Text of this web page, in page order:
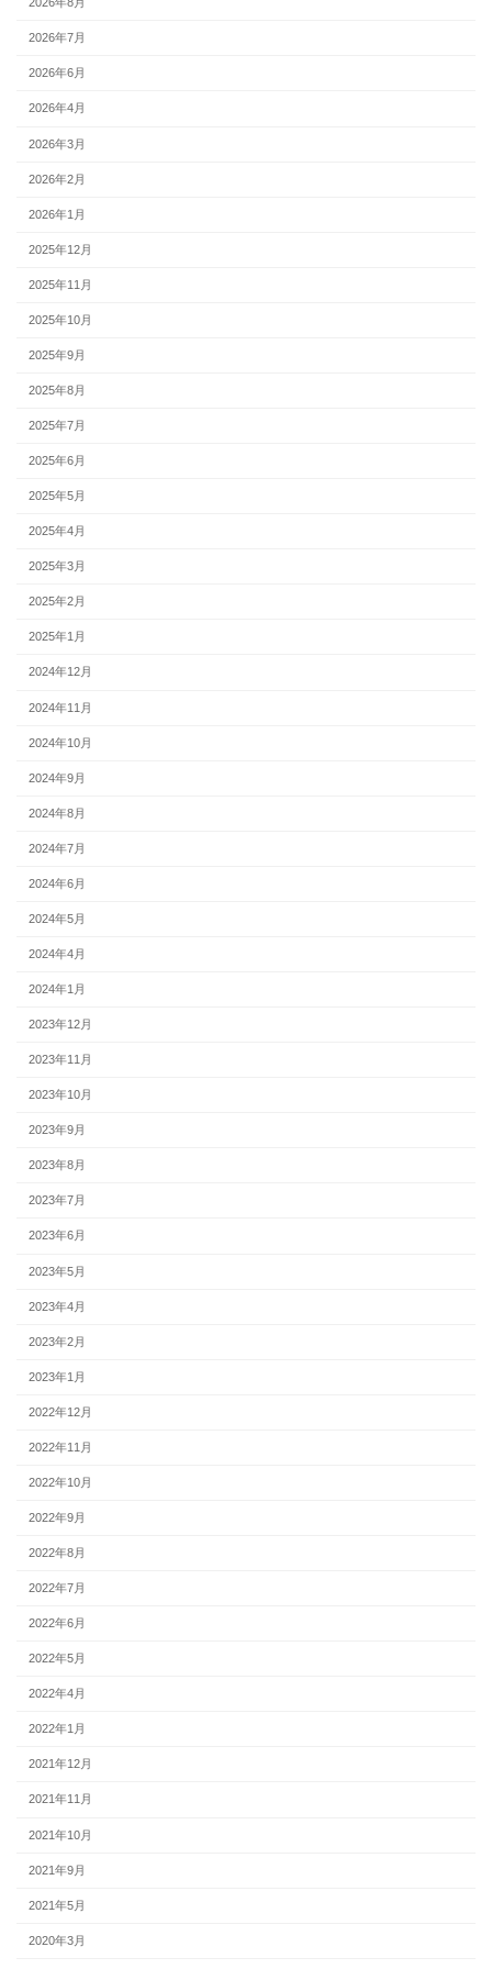
2026年7月
2026年6月
2026年4月
2026年3月
2026年2月
2026年1月
2025年12月
2025年11月
2025年10月
2025年9月
2025年8月
2025年7月
2025年6月
2025年5月
2025年4月
2025年3月
2025年2月
2025年1月
2024年12月
2024年11月
2024年10月
2024年9月
2024年8月
2024年7月
2024年6月
2024年5月
2024年4月
2024年1月
2023年12月
2023年11月
2023年10月
2023年9月
2023年8月
2023年7月
2023年6月
2023年5月
2023年4月
2023年2月
2023年1月
2022年12月
2022年11月
2022年10月
2022年9月
2022年8月
2022年7月
2022年6月
2022年5月
2022年4月
2022年1月
2021年12月
2021年11月
2021年10月
2021年9月
2021年5月
2020年3月